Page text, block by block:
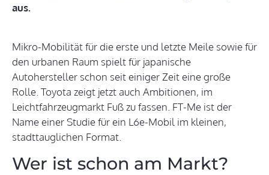
aus.
Mikro-Mobilität für die erste und letzte Meile sowie für
den urbanen Raum spielt für japanische
Autohersteller schon seit einiger Zeit eine große
Rolle. Toyota zeigt jetzt auch Ambitionen, im
Leichtfahrzeugmarkt Fuß zu fassen. FT-Me ist der
Name einer Studie für ein L6e-Mobil im kleinen,
stadttauglichen Format.
Wer ist schon am Markt?